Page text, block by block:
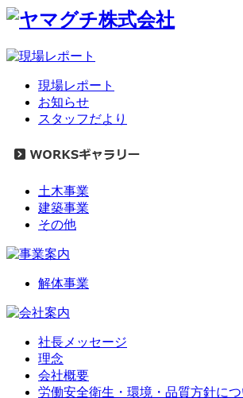
現場レポート
お知らせ
スタッフだより
土木事業
建築事業
その他
解体事業
社長メッセージ
理念
会社概要
労働安全衛生・環境・品質方針につ